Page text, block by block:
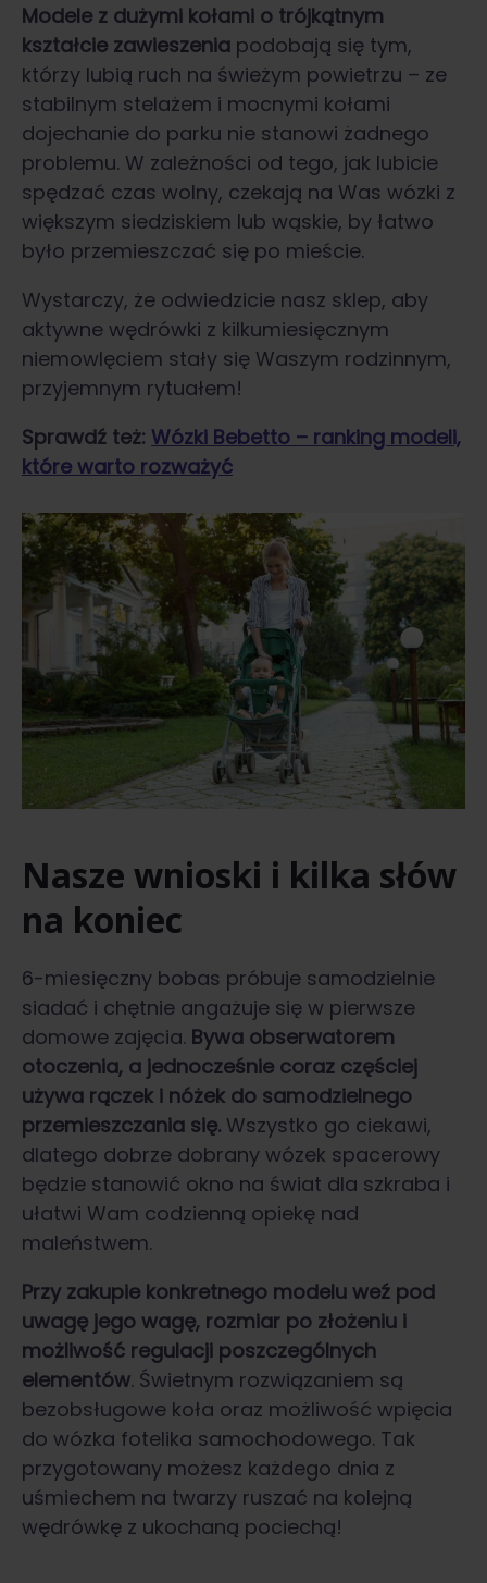
Modele z dużymi kołami o trójkątnym
kształcie zawieszenia podobają się tym,
którzy lubią ruch na świeżym powietrzu – ze
stabilnym stelażem i mocnymi kołami
dojechanie do parku nie stanowi żadnego
problemu. W zależności od tego, jak lubicie
spędzać czas wolny, czekają na Was wózki z
większym siedziskiem lub wąskie, by łatwo
było przemieszczać się po mieście.
Wystarczy, że odwiedzicie nasz sklep, aby
aktywne wędrówki z kilkumiesięcznym
niemowlęciem stały się Waszym rodzinnym,
przyjemnym rytuałem!
Sprawdź też: Wózki Bebetto – ranking modeli,
które warto rozważyć
Nasze wnioski i kilka słów
na koniec
6-miesięczny bobas próbuje samodzielnie
siadać i chętnie angażuje się w pierwsze
domowe zajęcia. Bywa obserwatorem
otoczenia, a jednocześnie coraz częściej
używa rączek i nóżek do samodzielnego
przemieszczania się. Wszystko go ciekawi,
dlatego dobrze dobrany wózek spacerowy
będzie stanowić okno na świat dla szkraba i
ułatwi Wam codzienną opiekę nad
maleństwem.
Przy zakupie konkretnego modelu weź pod
uwagę jego wagę, rozmiar po złożeniu i
możliwość regulacji poszczególnych
elementów. Świetnym rozwiązaniem są
bezobsługowe koła oraz możliwość wpięcia
do wózka fotelika samochodowego. Tak
przygotowany możesz każdego dnia z
uśmiechem na twarzy ruszać na kolejną
wędrówkę z ukochaną pociechą!